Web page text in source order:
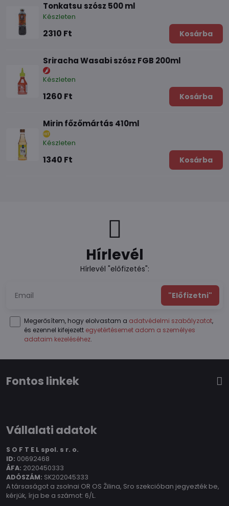
Tonkatsu szósz 500 ml
Készleten
2310 Ft Kosárba
Sriracha Wasabi szósz FGB 200ml
Készleten
1260 Ft Kosárba
Mirin főzőmártás 410ml
Készleten
1340 Ft Kosárba
Hírlevél
Hírlevél "előfizetés":
"Előfizetni"
Megerősítem, hogy elolvastam a adatvédelmi szabályzatot,
és ezennel kifejezett egyetértésemet adom a személyes
adataim kezeléséhez.
Fontos linkek
Vállalati adatok
S O F T E L spol. s r. o.
ID: 00692468
ÁFA: 2020450333
ADÓSZÁM: SK202045333
A társaságot a zsolnai OR OS Žilina, Sro szekcióban jegyezték be,
kérjük, írja be a számot: 6/L.